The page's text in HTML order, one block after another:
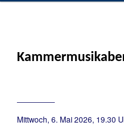
Mittwoch, 6. Mai 2026, 19.30